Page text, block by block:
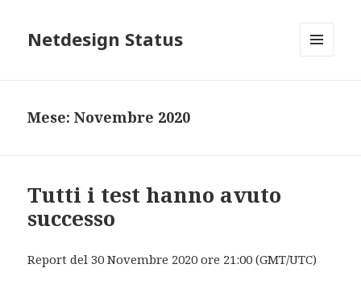
Netdesign Status
Mese: Novembre 2020
Tutti i test hanno avuto
successo
Report del 30 Novembre 2020 ore 21:00 (GMT/UTC)